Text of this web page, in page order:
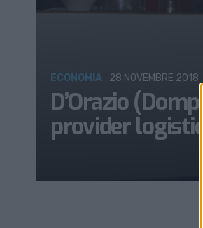
D’Orazio
provider logistico
ECONOMIA 28 NOVEMBRE 2018